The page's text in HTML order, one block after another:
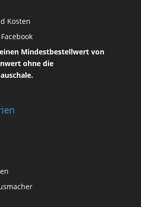
Kosten
Mindestbestellwert von
ohne die